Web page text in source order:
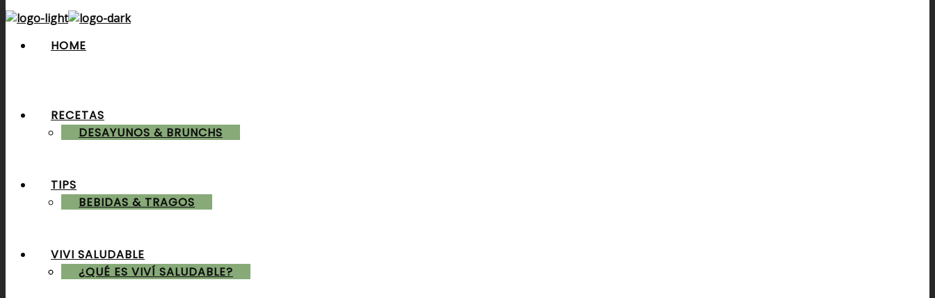
HOME
RECETAS
DESAYUNOS & BRUNCHS
BEBIDAS & TRAGOS
ALMUERZOS & CENAS
TIPS
VIVI SALUDABLE
¿QUÉ ES VIVÍ SALUDABLE?